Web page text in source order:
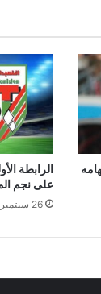
الرابطة
على نجم
26 سبتمبر 2024